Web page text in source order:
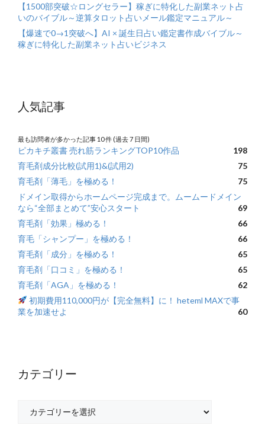
【1500部突破☆ロングセラー】稼ぎに特化した副業ネット占
いのバイブル～逆算タロット占いメール鑑定マニュアル～
【爆速で0→1突破へ】AI × 誕生日占い鑑定書作成バイブル～
稼ぎに特化した副業ネット占いビジネス
人気記事
最も訪問者が多かった記事 10 件 (過去 7 日間)
ピカキチ叢書 売れ筋ランキングTOP10作品
198
育毛剤成分比較(試用1)&(試用2)
75
育毛剤「薄毛」を極める！
75
ドメイン取得からホームページ完成まで。ムームードメイン
なら“全部まとめて”安心スタート
69
育毛剤「効果」極める！
66
育毛「シャンプー」を極める！
66
育毛剤「成分」を極める！
65
育毛剤「口コミ」を極める！
65
育毛剤「AGA」を極める！
62
初期費用110,000円が【完全無料】に！ heteml MAXで事
業を加速せよ
60
カテゴリー